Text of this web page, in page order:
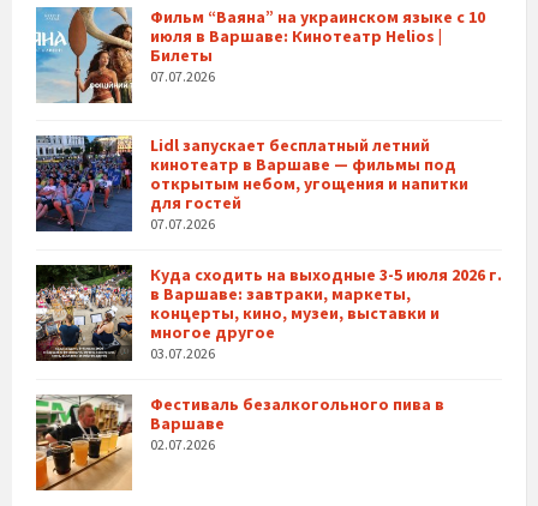
Фильм “Ваяна” на украинском языке с 10
июля в Варшаве: Кинотеатр Helios |
Билеты
07.07.2026
Lidl запускает бесплатный летний
кинотеатр в Варшаве — фильмы под
открытым небом, угощения и напитки
для гостей
07.07.2026
Куда сходить на выходные 3-5 июля 2026 г.
в Варшаве: завтраки, маркеты,
концерты, кино, музеи, выставки и
многое другое
03.07.2026
Фестиваль безалкогольного пива в
Варшаве
02.07.2026